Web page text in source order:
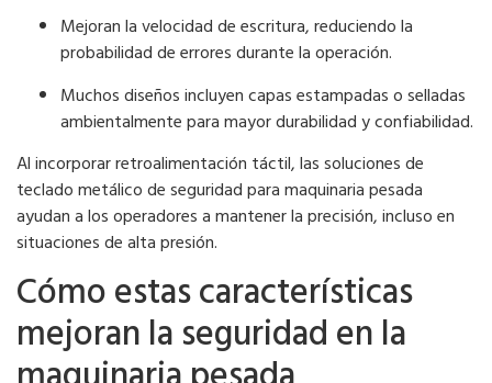
Mejoran la velocidad de escritura, reduciendo la
probabilidad de errores durante la operación.
Muchos diseños incluyen capas estampadas o selladas
ambientalmente para mayor durabilidad y confiabilidad.
Al incorporar retroalimentación táctil, las soluciones de
teclado metálico de seguridad para maquinaria pesada
ayudan a los operadores a mantener la precisión, incluso en
situaciones de alta presión.
Cómo estas características
mejoran la seguridad en la